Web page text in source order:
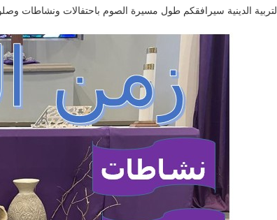
الدينية سيرافقكم طول مسيرة الصوم باحتفالات ونشاطات